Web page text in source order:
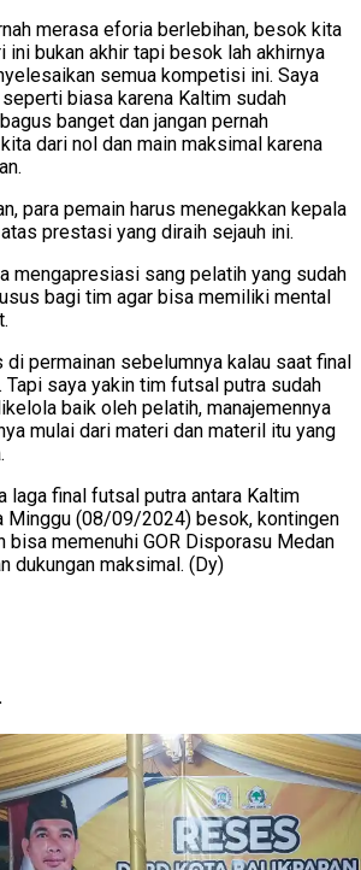
merasa eforia berlebihan, besok kita
ini bukan akhir tapi besok lah akhirnya
semua kompetisi ini. Saya
biasa karena Kaltim sudah
banget dan jangan pernah
dari nol dan main maksimal karena
para pemain harus menegakkan kepala
prestasi yang diraih sejauh ini.
mengapresiasi sang pelatih yang sudah
bagi tim agar bisa memiliki mental
di permainan sebelumnya kalau saat final
Tapi saya yakin tim futsal putra sudah
baik oleh pelatih, manajemennya
mulai dari materi dan materil itu yang
laga final futsal putra antara Kaltim
Minggu (08/09/2024) besok, kontingen
bisa memenuhi GOR Disporasu Medan
dukungan maksimal. (Dy)